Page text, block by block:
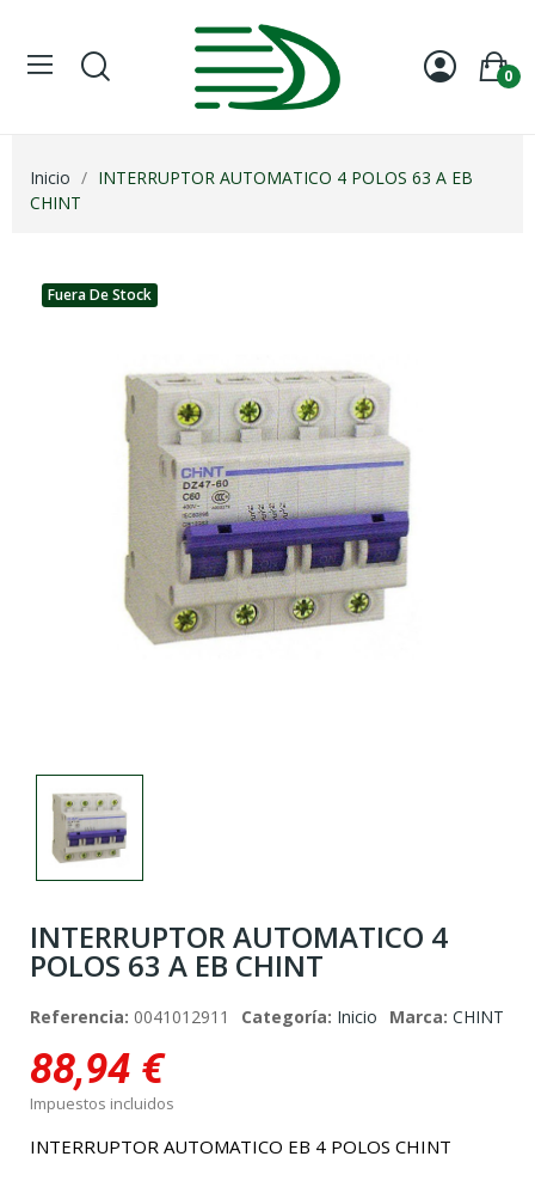
0
Inicio
INTERRUPTOR AUTOMATICO 4 POLOS 63 A EB
CHINT
Fuera De Stock
INTERRUPTOR AUTOMATICO 4
POLOS 63 A EB CHINT
Referencia: 0041012911 Categoría: Inicio Marca: CHINT
88,94 €
Impuestos incluidos
INTERRUPTOR AUTOMATICO EB 4 POLOS CHINT